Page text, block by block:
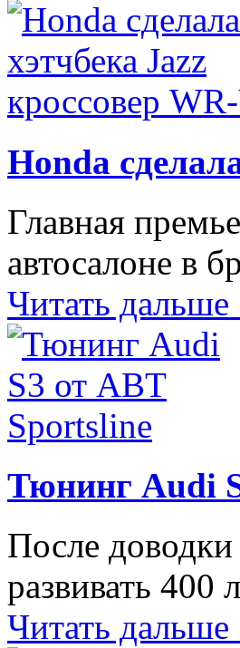
Honda
Главная
автосалоне в
Читать
Тюнинг Audi
После доводки
развивать 400
Читать